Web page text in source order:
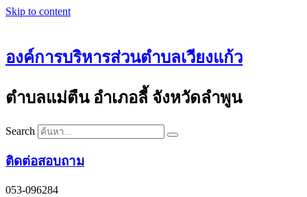
Skip to content
องค์การบริหารส่วนตำบลเวียงแก้ว
ตำบลแม่ตืน อำเภอลี้ จังหวัดลำพูน
Search
ติดต่อสอบถาม
053-096284